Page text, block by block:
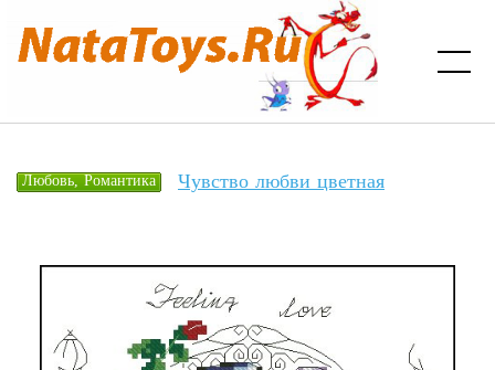
Любовь, Романтика Чувство любви цветная